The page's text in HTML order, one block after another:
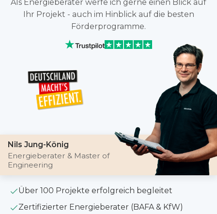
Als Energieberater werfe ich gerne einen Blick auf
Ihr Projekt - auch im Hinblick auf die besten
Förderprogramme.
Nils Jung-König
Energieberater & Master of
Engineering
Über 100 Projekte erfolgreich begleitet
Zertifizierter Energieberater (BAFA & KfW)